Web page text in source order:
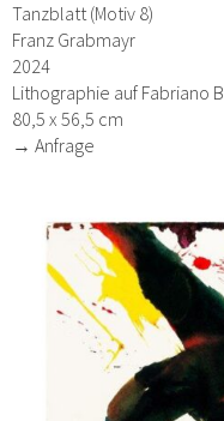
Tanzblatt (Motiv 8)
Franz Grabmayr
2024
Lithographie auf Fabriano
80,5 x 56,5 cm
→ Anfrage